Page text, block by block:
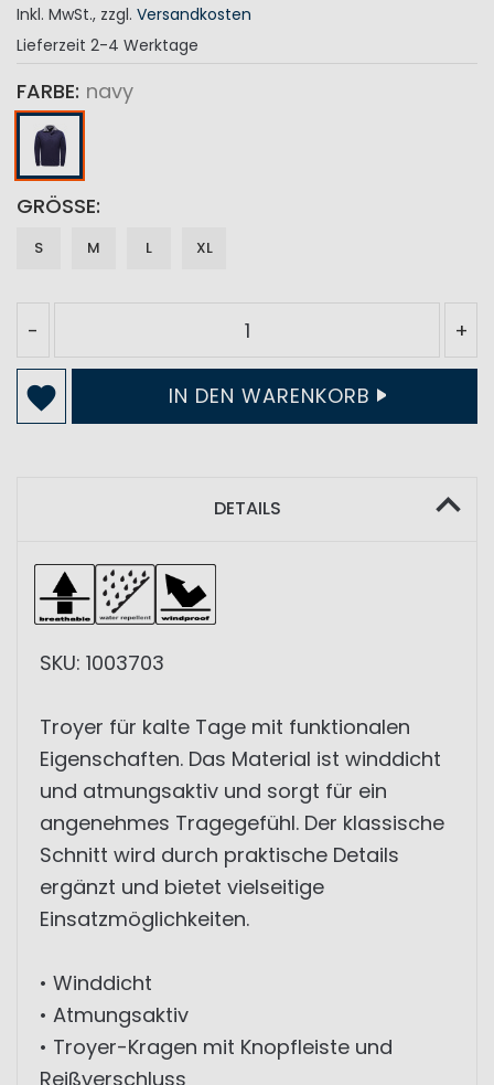
Inkl. MwSt., zzgl. Versandkosten
Lieferzeit 2-4 Werktage
FARBE navy
GRÖSSE
S M L XL
- +
IN DEN WARENKORB
DETAILS
SKU: 1003703
Troyer für kalte Tage mit funktionalen
Eigenschaften. Das Material ist winddicht
und atmungsaktiv und sorgt für ein
angenehmes Tragegefühl. Der klassische
Schnitt wird durch praktische Details
ergänzt und bietet vielseitige
Einsatzmöglichkeiten.
• Winddicht
• Atmungsaktiv
• Troyer-Kragen mit Knopfleiste und
Reißverschluss